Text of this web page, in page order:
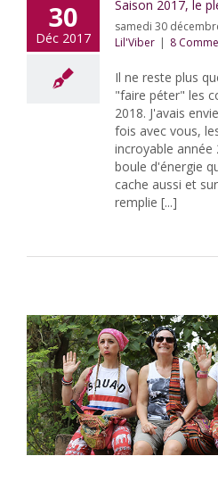
30
Déc 2017
Saison 2017, le
samedi 30
Lil'Viber | 8
Il ne reste plus
"faire péter" les
2018. J'avais
fois avec vous,
incroyable année
boule d'énergie
cache aussi et
remplie [...]